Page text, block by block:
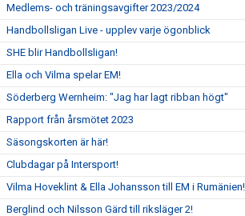
Medlems- och träningsavgifter 2023/2024
Handbollsligan Live - upplev varje ögonblick
SHE blir Handbollsligan!
Ella och Vilma spelar EM!
Söderberg Wernheim: "Jag har lagt ribban högt"
Rapport från årsmötet 2023
Säsongskorten är här!
Clubdagar på Intersport!
Vilma Hoveklint & Ella Johansson till EM i Rumänien!
Berglind och Nilsson Gärd till riksläger 2!